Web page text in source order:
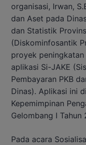
organisasi, Irwan,
dan Aset pada
dan Statistik
(Diskominfosantik
proyek
aplikasi Si-JAKE
Pembayaran PKB
Dinas). Aplikasi ini
Kepemimpinan
Gelombang I Tahun
Pada acara